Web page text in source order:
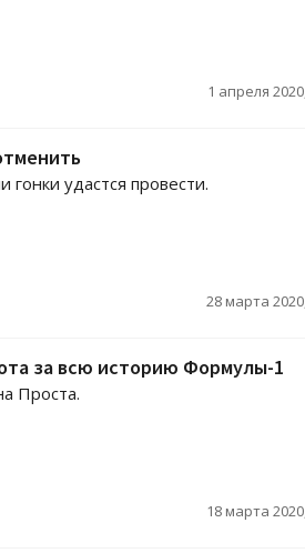
1 апреля
удастся провести.
28 марта
за всю историю Формулы-1
Проста.
18 марта